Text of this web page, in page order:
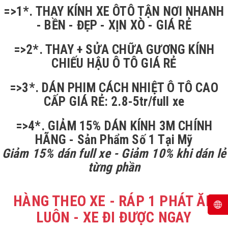
=>1*. THAY KÍNH XE ÔTÔ TẬN NƠI NHANH
- BỀN - ĐẸP - XỊN XÒ - GIÁ RẺ
=>2*. THAY + SỬA CHỮA GƯƠNG KÍNH
CHIẾU HẬU Ô TÔ GIÁ RẺ
=>3*. DÁN PHIM CÁCH NHIỆT Ô TÔ CAO
CẤP GIÁ RẺ: 2.8-5tr/full xe
=>4*. GIẢM 15% DÁN KÍNH 3M CHÍNH
HÃNG - Sản Phẩm Số 1 Tại Mỹ
Giảm 15% dán full xe - Giảm 10% khi dán lẻ
từng phần
HÀNG THEO XE - RÁP 1 PHÁT ĂN
LUÔN - XE ĐI ĐƯỢC NGAY